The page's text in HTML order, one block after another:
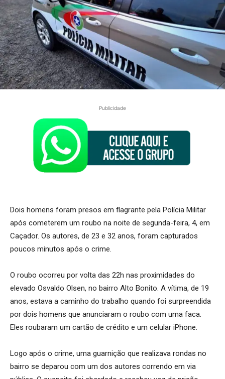
Publicidade
Dois homens foram presos em flagrante pela Polícia Militar
após cometerem um roubo na noite de segunda-feira, 4, em
Caçador. Os autores, de 23 e 32 anos, foram capturados
poucos minutos após o crime.
O roubo ocorreu por volta das 22h nas proximidades do
elevado Osvaldo Olsen, no bairro Alto Bonito. A vítima, de 19
anos, estava a caminho do trabalho quando foi surpreendida
por dois homens que anunciaram o roubo com uma faca.
Eles roubaram um cartão de crédito e um celular iPhone.
Logo após o crime, uma guarnição que realizava rondas no
bairro se deparou com um dos autores correndo em via